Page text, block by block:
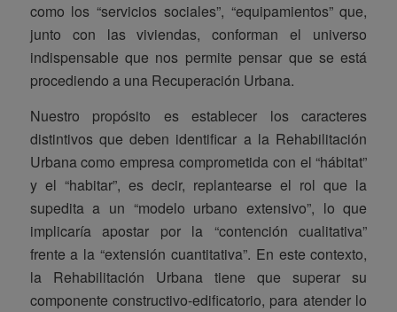
como los “servicios sociales”, “equipamientos” que,
junto con las viviendas, conforman el universo
indispensable que nos permite pensar que se está
procediendo a una Recuperación Urbana.
Nuestro propósito es establecer los caracteres
distintivos que deben identificar a la Rehabilitación
Urbana como empresa comprometida con el “hábitat”
y el “habitar”, es decir, replantearse el rol que la
supedita a un “modelo urbano extensivo”, lo que
implicaría apostar por la “contención cualitativa”
frente a la “extensión cuantitativa”. En este contexto,
la Rehabilitación Urbana tiene que superar su
componente constructivo-edificatorio, para atender lo